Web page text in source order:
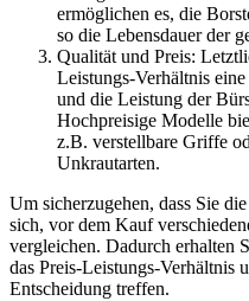
ermöglichen es, die
so die Lebensdauer der
Qualität und Preis:
Leistungs-Verhältnis
und die Leistung der
Hochpreisige Modelle
z.B. verstellbare Griffe
Unkrautarten.
Um sicherzugehen, dass Sie
sich, vor dem Kauf
vergleichen. Dadurch erhalten
das Preis-Leistungs-Verhältnis
Entscheidung treffen.